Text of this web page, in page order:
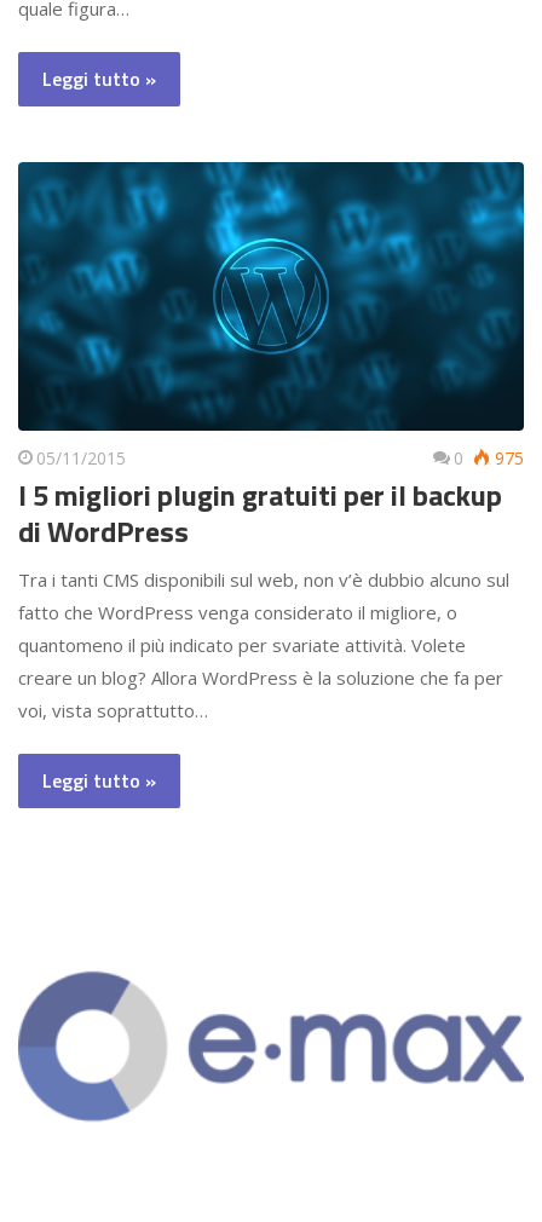
quale figura…
Leggi tutto »
05/11/2015 0 975
I 5 migliori plugin gratuiti per il backup
di WordPress
Tra i tanti CMS disponibili sul web, non v’è dubbio alcuno sul
fatto che WordPress venga considerato il migliore, o
quantomeno il più indicato per svariate attività. Volete
creare un blog? Allora WordPress è la soluzione che fa per
voi, vista soprattutto…
Leggi tutto »